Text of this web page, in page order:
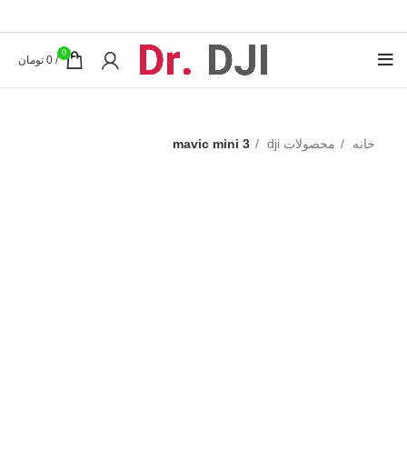
0
/
0 تومان
خانه محصولات dji mavic mini 3